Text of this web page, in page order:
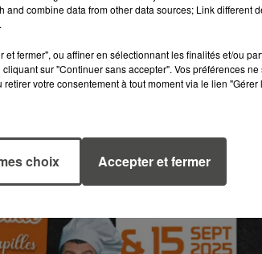
». La Halle de Béré accueillera
grands chefs, boulangers et
à chaque pas.
combine data from other data sources; Link different
fermer", ou affiner en sélectionnant les finalités et/ou
sur "Continuer sans accepter". Vos préférences
votre consentement à tout moment via le lien
choix Accepter et fermer